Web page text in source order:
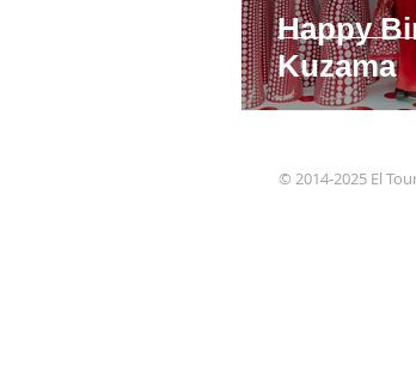
Happy
Kuzama
© 2014-2025 El